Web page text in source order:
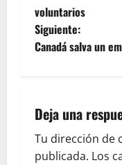
voluntarios
Siguiente:
Canadá salva un
Deja una
Tu dirección de
publicada. Los